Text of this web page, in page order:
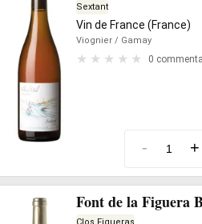
Sextant
Vin de France (France)
Viognier / Gamay
0
- +
Font de la Figuera
Clos Figueras